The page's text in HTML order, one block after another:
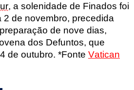
, a solenidade de Finados foi
2 de novembro, precedida
de nove dias,
dos Defuntos, que
de outubro. *Fonte Vatican